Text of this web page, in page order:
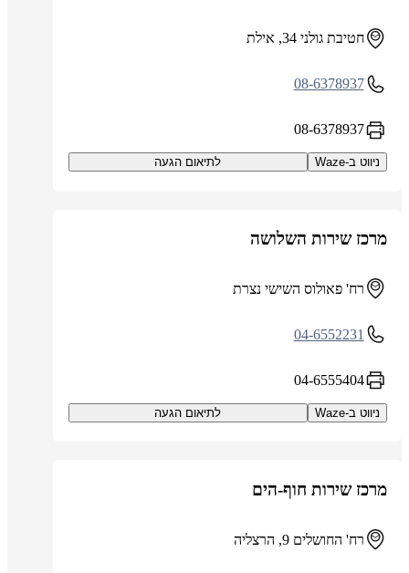
חטיבת גולני 34, אילת
08-6378937
08-6378937
ניווט ב-Waze לתיאום הגעה
מרכז שירות השלושה
רח' פאולוס השישי נצרת
04-6552231
04-6555404
ניווט ב-Waze לתיאום הגעה
מרכז שירות חוף-הים
רח' החושלים 9, הרצליה